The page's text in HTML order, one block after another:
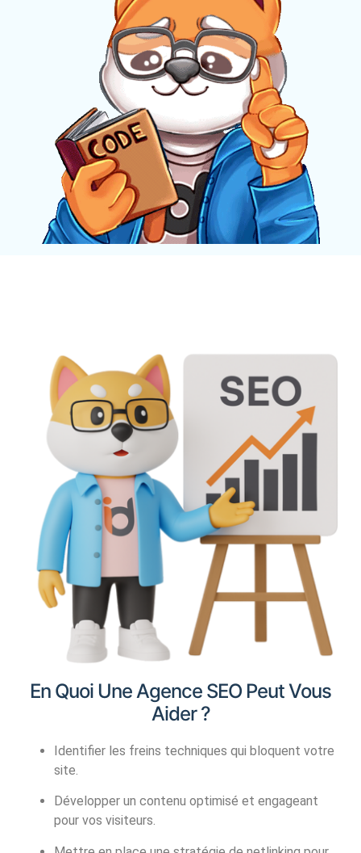
En Quoi Une Agence SEO Peut Vous
Aider ?
Identifier les freins techniques qui bloquent votre
site.
Développer un contenu optimisé et engageant
pour vos visiteurs.